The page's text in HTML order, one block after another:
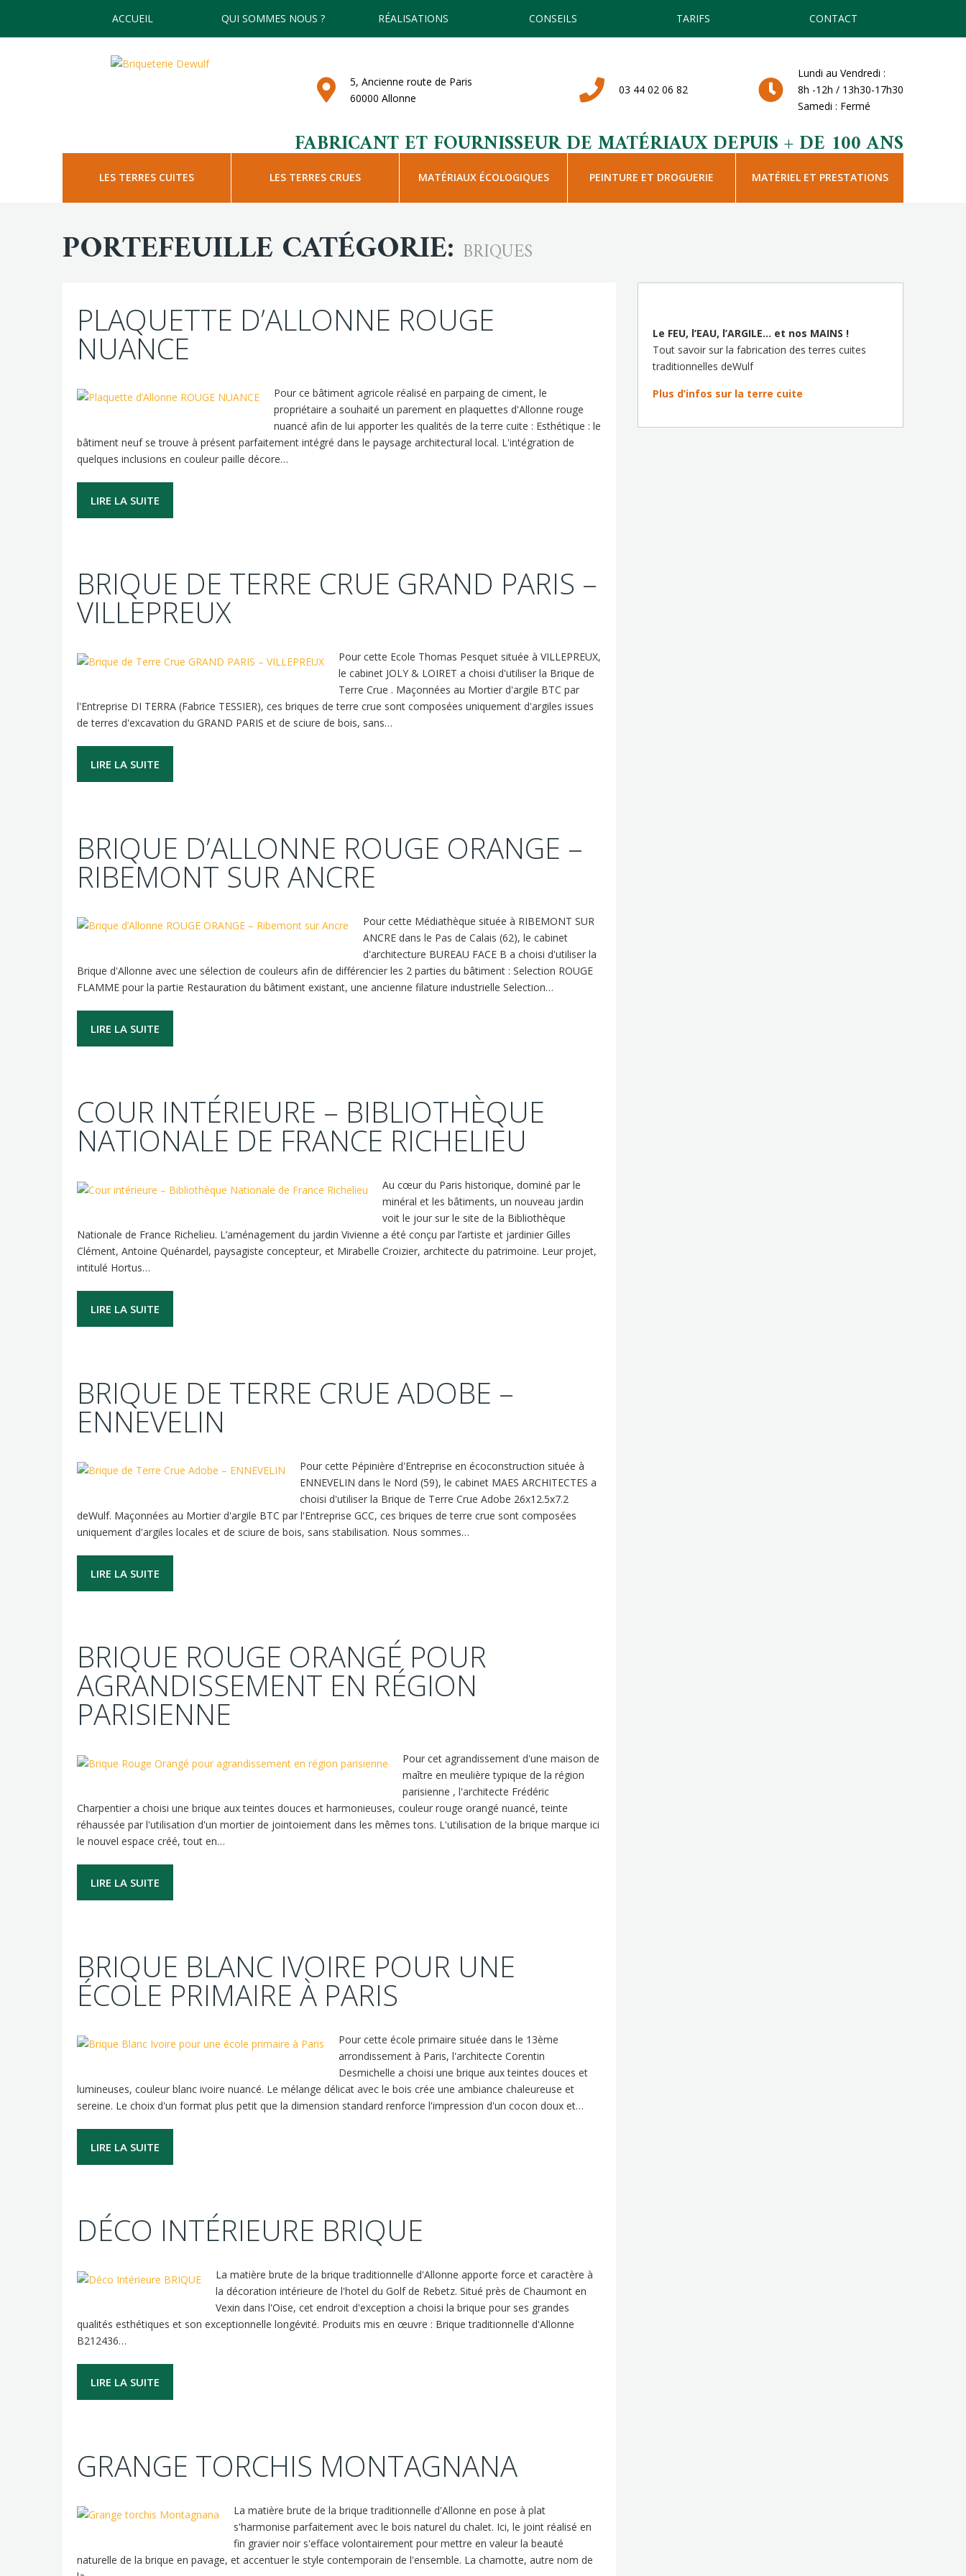
ACCUEIL QUI SOMMES NOUS ? RÉALISATIONS CONSEILS TARIFS CONTACT
5, Ancienne route de Paris
60000 Allonne
03 44 02 06 82
Lundi au Vendredi :
8h -12h / 13h30-17h30
Samedi : Fermé
FABRICANT ET FOURNISSEUR DE MATÉRIAUX DEPUIS + DE 100 ANS
LES TERRES CUITES LES TERRES CRUES MATÉRIAUX ÉCOLOGIQUES PEINTURE ET DROGUERIE MATÉRIEL ET PRESTATIONS
PORTEFEUILLE CATÉGORIE: BRIQUES
PLAQUETTE D’ALLONNE ROUGE
NUANCE
Pour ce bâtiment agricole réalisé en parpaing de ciment, le
propriétaire a souhaité un parement en plaquettes d'Allonne rouge
nuancé afin de lui apporter les qualités de la terre cuite : Esthétique : le
bâtiment neuf se trouve à présent parfaitement intégré dans le paysage architectural local. L'intégration de
quelques inclusions en couleur paille décore…
LIRE LA SUITE
BRIQUE DE TERRE CRUE GRAND PARIS –
VILLEPREUX
Pour cette Ecole Thomas Pesquet située à VILLEPREUX,
le cabinet JOLY & LOIRET a choisi d'utiliser la Brique de
Terre Crue . Maçonnées au Mortier d'argile BTC par
l'Entreprise DI TERRA (Fabrice TESSIER), ces briques de terre crue sont composées uniquement d'argiles issues
de terres d'excavation du GRAND PARIS et de sciure de bois, sans…
LIRE LA SUITE
BRIQUE D’ALLONNE ROUGE ORANGE –
RIBEMONT SUR ANCRE
Pour cette Médiathèque située à RIBEMONT SUR
ANCRE dans le Pas de Calais (62), le cabinet
d'architecture BUREAU FACE B a choisi d'utiliser la
Brique d'Allonne avec une sélection de couleurs afin de différencier les 2 parties du bâtiment : Selection ROUGE
FLAMME pour la partie Restauration du bâtiment existant, une ancienne filature industrielle Selection…
LIRE LA SUITE
COUR INTÉRIEURE – BIBLIOTHÈQUE
NATIONALE DE FRANCE RICHELIEU
Au cœur du Paris historique, dominé par le
minéral et les bâtiments, un nouveau jardin
voit le jour sur le site de la Bibliothèque
Nationale de France Richelieu. L’aménagement du jardin Vivienne a été conçu par l’artiste et jardinier Gilles
Clément, Antoine Quénardel, paysagiste concepteur, et Mirabelle Croizier, architecte du patrimoine. Leur projet,
intitulé Hortus…
LIRE LA SUITE
BRIQUE DE TERRE CRUE ADOBE –
ENNEVELIN
Pour cette Pépinière d'Entreprise en écoconstruction située à
ENNEVELIN dans le Nord (59), le cabinet MAES ARCHITECTES a
choisi d'utiliser la Brique de Terre Crue Adobe 26x12.5x7.2
deWulf. Maçonnées au Mortier d'argile BTC par l'Entreprise GCC, ces briques de terre crue sont composées
uniquement d'argiles locales et de sciure de bois, sans stabilisation. Nous sommes…
LIRE LA SUITE
BRIQUE ROUGE ORANGÉ POUR
AGRANDISSEMENT EN RÉGION
PARISIENNE
Pour cet agrandissement d'une maison de
maître en meulière typique de la région
parisienne , l'architecte Frédéric
Charpentier a choisi une brique aux teintes douces et harmonieuses, couleur rouge orangé nuancé, teinte
réhaussée par l'utilisation d'un mortier de jointoiement dans les mêmes tons. L'utilisation de la brique marque ici
le nouvel espace créé, tout en…
LIRE LA SUITE
BRIQUE BLANC IVOIRE POUR UNE
ÉCOLE PRIMAIRE À PARIS
Pour cette école primaire située dans le 13ème
arrondissement à Paris, l'architecte Corentin
Desmichelle a choisi une brique aux teintes douces et
lumineuses, couleur blanc ivoire nuancé. Le mélange délicat avec le bois crée une ambiance chaleureuse et
sereine. Le choix d'un format plus petit que la dimension standard renforce l'impression d'un cocon doux et…
LIRE LA SUITE
DÉCO INTÉRIEURE BRIQUE
La matière brute de la brique traditionnelle d'Allonne apporte force et caractère à
la décoration intérieure de l'hotel du Golf de Rebetz. Situé près de Chaumont en
Vexin dans l'Oise, cet endroit d'exception a choisi la brique pour ses grandes
qualités esthétiques et son exceptionnelle longévité. Produits mis en œuvre : Brique traditionnelle d'Allonne
B212436…
LIRE LA SUITE
GRANGE TORCHIS MONTAGNANA
La matière brute de la brique traditionnelle d'Allonne en pose à plat
s'harmonise parfaitement avec le bois naturel du chalet. Ici, le joint réalisé en
fin gravier noir s'efface volontairement pour mettre en valeur la beauté
naturelle de la brique en pavage, et accentuer le style contemporain de l'ensemble. La chamotte, autre nom de
Le FEU, l’EAU, l’ARGILE… et nos MAINS !
Tout savoir sur la fabrication des terres cuites
traditionnelles deWulf
Plus d’infos sur la terre cuite